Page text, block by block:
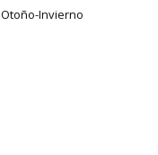
Otoño-Invierno